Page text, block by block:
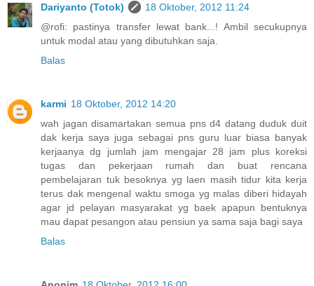
Dariyanto (Totok)
18 Oktober, 2012 11:24
@rofi: pastinya transfer lewat bank...! Ambil secukupnya
untuk modal atau yang dibutuhkan saja.
Balas
karmi 18 Oktober, 2012 14:20
wah jagan disamartakan semua pns d4 datang duduk duit
dak kerja saya juga sebagai pns guru luar biasa banyak
kerjaanya dg jumlah jam mengajar 28 jam plus koreksi
tugas dan pekerjaan rumah dan buat rencana
pembelajaran tuk besoknya yg laen masih tidur kita kerja
terus dak mengenal waktu smoga yg malas diberi hidayah
agar jd pelayan masyarakat yg baek apapun bentuknya
mau dapat pesangon atau pensiun ya sama saja bagi saya
Balas